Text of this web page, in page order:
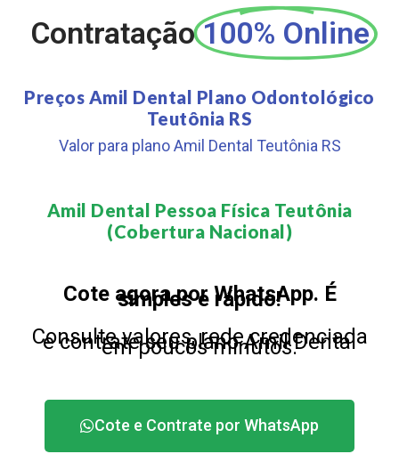
Contratação 100% Online
Preços Amil Dental Plano Odontológico
Teutônia RS
Valor para plano Amil Dental Teutônia RS
Amil Dental Pessoa Física Teutônia
(Cobertura Nacional)​
Cote agora por WhatsApp. É
simples e rápido!
Consulte valores, rede credenciada
e contrate seu plano Amil Dental
em poucos minutos.
Cote e Contrate por WhatsApp